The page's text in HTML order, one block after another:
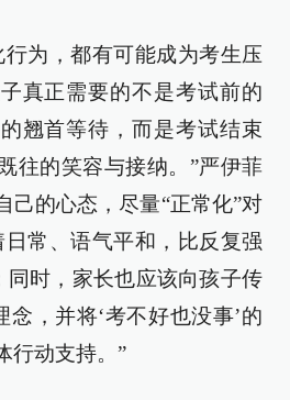
为，都有可能成为考生压
真正需要的不是考试前的
翘首等待，而是考试结束
往的笑容与接纳。”严伊菲
己的心态，尽量“正常化”对
常、语气平和，比反复强
同时，家长也应该向孩子传
念，并将‘考不好也没事’的
行动支持。”